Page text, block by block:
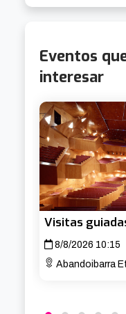
Eventos
interesar
8/8/2026 10:15
Abandoibarra